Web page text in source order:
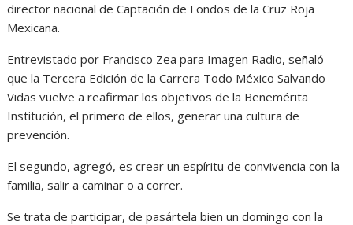
director nacional de Captación de Fondos de la Cruz Roja
Mexicana.
Entrevistado por Francisco Zea para Imagen Radio, señaló
que la Tercera Edición de la Carrera Todo México Salvando
Vidas vuelve a reafirmar los objetivos de la Benemérita
Institución, el primero de ellos, generar una cultura de
prevención.
El segundo, agregó, es crear un espíritu de convivencia con la
familia, salir a caminar o a correr.
Se trata de participar, de pasártela bien un domingo con la